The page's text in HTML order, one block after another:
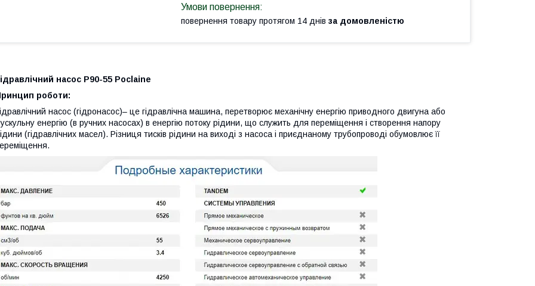
повернення товару протягом 14 днів за домовленістю
насос P90-55 Poclaine
роботи:
насос (гідронасос)– це гідравлічна машина, перетворює механічну енергію приводного двигуна або
енергію (в ручних насосах) в енергію потоку рідини, що служить для переміщення і створення напору
(гідравлічних масел). Різниця тисків рідини на виході з насоса і приєднаному трубопроводі обумовлює її